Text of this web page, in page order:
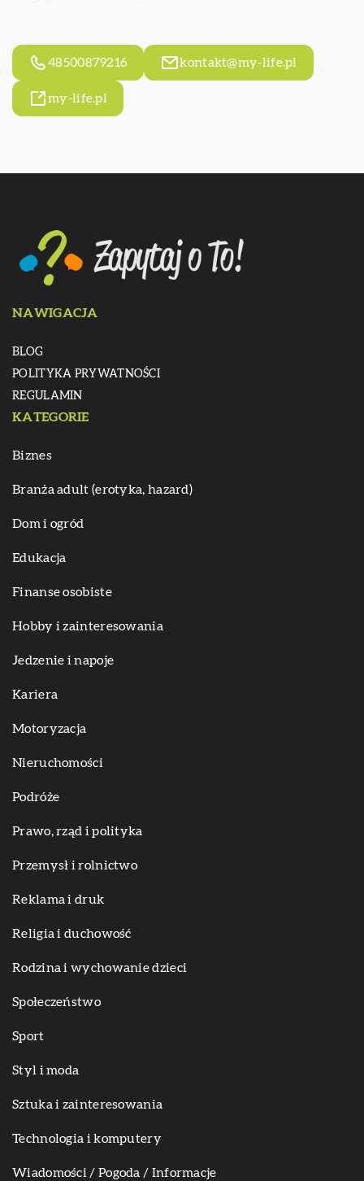
48500879216 kontakt@my-life.pl
my-life.pl
NAWIGACJA
BLOG
POLITYKA PRYWATNOŚCI
REGULAMIN
KATEGORIE
Biznes
Branża adult (erotyka, hazard)
Dom i ogród
Edukacja
Finanse osobiste
Hobby i zainteresowania
Jedzenie i napoje
Kariera
Motoryzacja
Nieruchomości
Podróże
Prawo, rząd i polityka
Przemysł i rolnictwo
Reklama i druk
Religia i duchowość
Rodzina i wychowanie dzieci
Społeczeństwo
Sport
Styl i moda
Sztuka i zainteresowania
Technologia i komputery
Wiadomości / Pogoda / Informacje